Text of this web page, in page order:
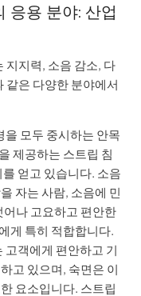
응용 분야: 산업
지지력, 소음 감소, 다
같은 다양한 분야에서
을 모두 중시하는 안목
제공하는 스트립 침
얻고 있습니다. 소음
자는 사람, 소음에 민
나 고요하고 편안한
게 특히 적합합니다.
고객에게 편안하고 기
고 있으며, 숙면은 이
요소입니다. 스트립